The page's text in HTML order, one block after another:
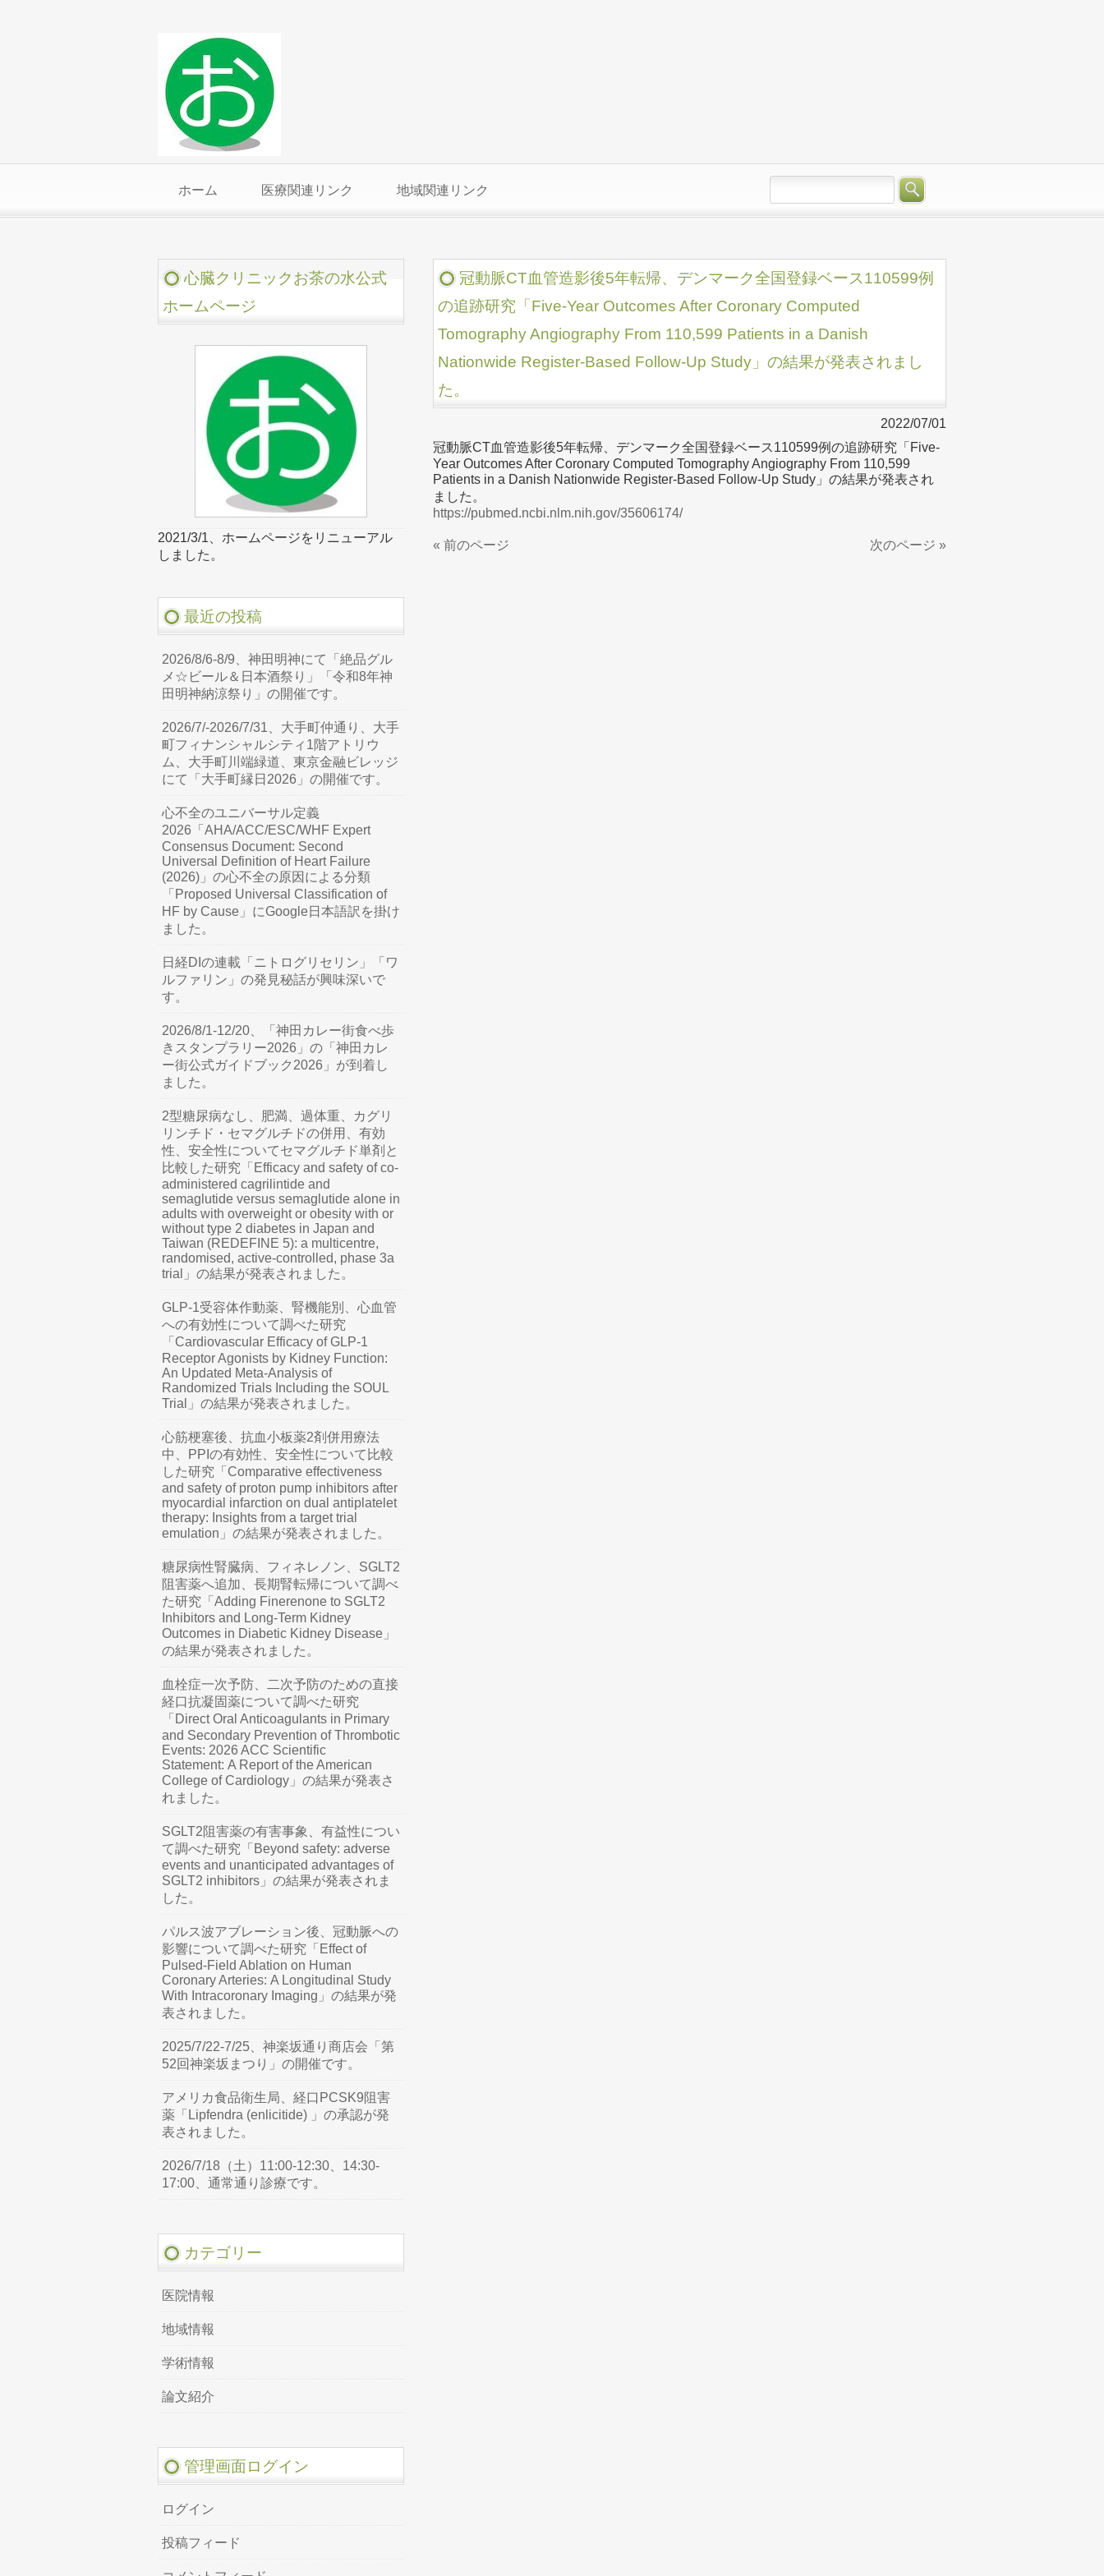
ホーム 医療関連リンク 地域関連リンク
冠動脈CT血管造影後5年転帰、デンマーク全国登録ベース110599例
の追跡研究「Five-Year Outcomes After Coronary Computed
Tomography Angiography From 110,599 Patients in a Danish
Nationwide Register-Based Follow-Up Study」の結果が発表されまし
た。
2022/07/01
冠動脈CT血管造影後5年転帰、デンマーク全国登録ベース110599例の追跡研究「Five-
Year Outcomes After Coronary Computed Tomography Angiography From 110,599
Patients in a Danish Nationwide Register-Based Follow-Up Study」の結果が発表され
ました。
https://pubmed.ncbi.nlm.nih.gov/35606174/
« 前のページ 次のページ »
心臓クリニックお茶の水公式
ホームページ
2021/3/1、ホームページをリニューアル
しました。
最近の投稿
2026/8/6-8/9、神田明神にて「絶品グル
メ☆ビール＆日本酒祭り」「令和8年神
田明神納涼祭り」の開催です。
2026/7/-2026/7/31、大手町仲通り、大手
町フィナンシャルシティ1階アトリウ
ム、大手町川端緑道、東京金融ビレッジ
にて「大手町縁日2026」の開催です。
心不全のユニバーサル定義
2026「AHA/ACC/ESC/WHF Expert
Consensus Document: Second
Universal Definition of Heart Failure
(2026)」の心不全の原因による分類
「Proposed Universal Classification of
HF by Cause」にGoogle日本語訳を掛け
ました。
日経DIの連載「ニトログリセリン」「ワ
ルファリン」の発見秘話が興味深いで
す。
2026/8/1-12/20、「神田カレー街食べ歩
きスタンプラリー2026」の「神田カレ
ー街公式ガイドブック2026」が到着し
ました。
2型糖尿病なし、肥満、過体重、カグリ
リンチド・セマグルチドの併用、有効
性、安全性についてセマグルチド単剤と
比較した研究「Efficacy and safety of co-
administered cagrilintide and
semaglutide versus semaglutide alone in
adults with overweight or obesity with or
without type 2 diabetes in Japan and
Taiwan (REDEFINE 5): a multicentre,
randomised, active-controlled, phase 3a
trial」の結果が発表されました。
GLP-1受容体作動薬、腎機能別、心血管
への有効性について調べた研究
「Cardiovascular Efficacy of GLP-1
Receptor Agonists by Kidney Function:
An Updated Meta-Analysis of
Randomized Trials Including the SOUL
Trial」の結果が発表されました。
心筋梗塞後、抗血小板薬2剤併用療法
中、PPIの有効性、安全性について比較
した研究「Comparative effectiveness
and safety of proton pump inhibitors after
myocardial infarction on dual antiplatelet
therapy: Insights from a target trial
emulation」の結果が発表されました。
糖尿病性腎臓病、フィネレノン、SGLT2
阻害薬へ追加、長期腎転帰について調べ
た研究「Adding Finerenone to SGLT2
Inhibitors and Long-Term Kidney
Outcomes in Diabetic Kidney Disease」
の結果が発表されました。
血栓症一次予防、二次予防のための直接
経口抗凝固薬について調べた研究
「Direct Oral Anticoagulants in Primary
and Secondary Prevention of Thrombotic
Events: 2026 ACC Scientific
Statement: A Report of the American
College of Cardiology」の結果が発表さ
れました。
SGLT2阻害薬の有害事象、有益性につい
て調べた研究「Beyond safety: adverse
events and unanticipated advantages of
SGLT2 inhibitors」の結果が発表されま
した。
パルス波アブレーション後、冠動脈への
影響について調べた研究「Effect of
Pulsed-Field Ablation on Human
Coronary Arteries: A Longitudinal Study
With Intracoronary Imaging」の結果が発
表されました。
2025/7/22-7/25、神楽坂通り商店会「第
52回神楽坂まつり」の開催です。
アメリカ食品衛生局、経口PCSK9阻害
薬「Lipfendra (enlicitide) 」の承認が発
表されました。
2026/7/18（土）11:00-12:30、14:30-
17:00、通常通り診療です。
カテゴリー
医院情報
地域情報
学術情報
論文紹介
管理画面ログイン
ログイン
投稿フィード